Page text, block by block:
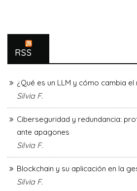
RSS
¿Qué es un LLM y cómo cambia
Silvia F.
Ciberseguridad y redundancia:
ante apagones
Silvia F.
Blockchain y su aplicación en la
Silvia F.